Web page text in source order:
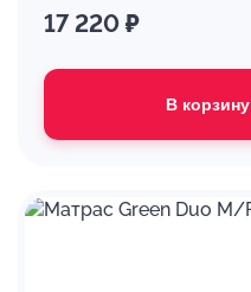
17 220 ₽
В корзину